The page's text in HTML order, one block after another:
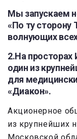
Мы запускаем
«По ту сторону
волнующих
2.На просторах
один из
для
«Диакон».
Акционерное
из крупнейших
Московской